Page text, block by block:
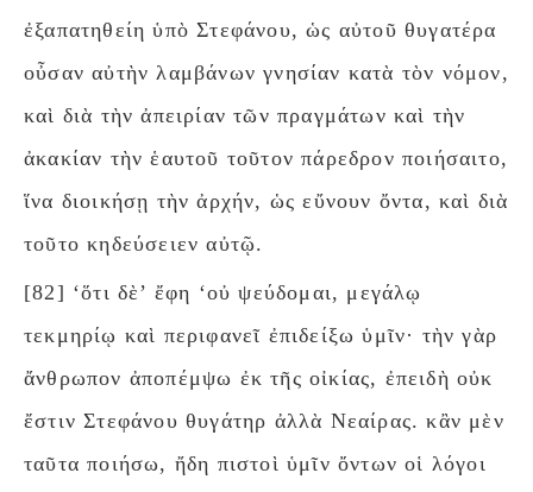
ἐξαπατηθείη ὑπὸ Στεφάνου, ὡς αὐτοῦ θυγατέρα
οὖσαν αὐτὴν λαμβάνων γνησίαν κατὰ τὸν νόμον,
καὶ διὰ τὴν ἀπειρίαν τῶν πραγμάτων καὶ τὴν
ἀκακίαν τὴν ἑαυτοῦ τοῦτον πάρεδρον ποιήσαιτο,
ἵνα διοικήσῃ τὴν ἀρχήν, ὡς εὔνουν ὄντα, καὶ διὰ
τοῦτο κηδεύσειεν αὐτῷ.
[82] ‘ὅτι δὲ’ ἔφη ‘οὐ ψεύδομαι, μεγάλῳ
τεκμηρίῳ καὶ περιφανεῖ ἐπιδείξω ὑμῖν· τὴν γὰρ
ἄνθρωπον ἀποπέμψω ἐκ τῆς οἰκίας, ἐπειδὴ οὐκ
ἔστιν Στεφάνου θυγάτηρ ἀλλὰ Νεαίρας. κἂν μὲν
ταῦτα ποιήσω, ἤδη πιστοὶ ὑμῖν ὄντων οἱ λόγοι